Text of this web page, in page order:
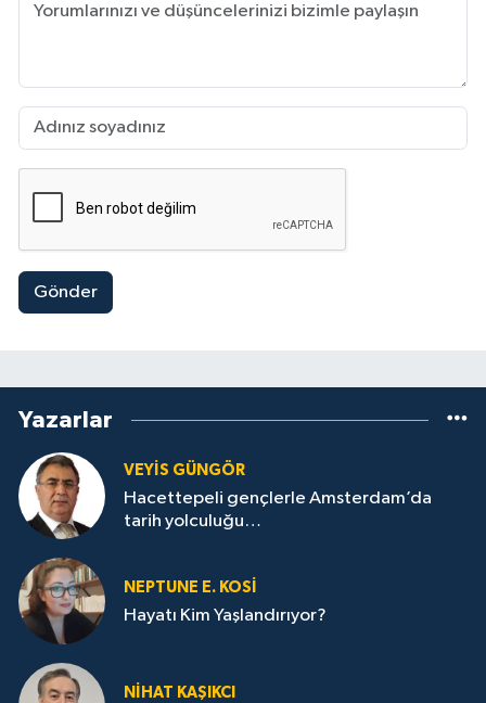
Gönder
Yazarlar
VEYIS GÜNGÖR
Hacettepeli gençlerle Amsterdam’da
tarih yolculuğu…
NEPTUNE E. KOSİ
Hayatı Kim Yaşlandırıyor?
NİHAT KAŞIKCI